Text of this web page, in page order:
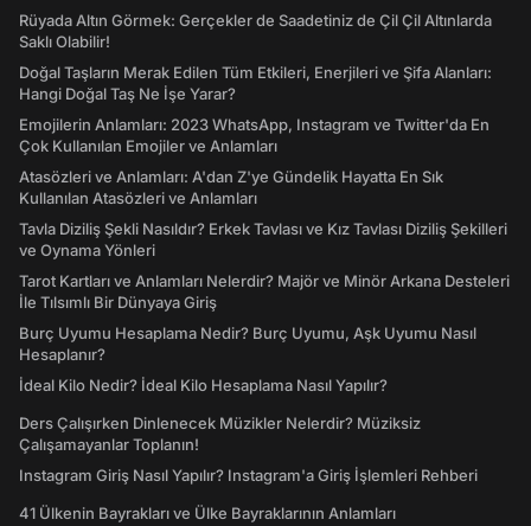
Rüyada Altın Görmek: Gerçekler de Saadetiniz de Çil Çil Altınlarda
Saklı Olabilir!
Doğal Taşların Merak Edilen Tüm Etkileri, Enerjileri ve Şifa Alanları:
Hangi Doğal Taş Ne İşe Yarar?
Emojilerin Anlamları: 2023 WhatsApp, Instagram ve Twitter'da En
Çok Kullanılan Emojiler ve Anlamları
Atasözleri ve Anlamları: A'dan Z'ye Gündelik Hayatta En Sık
Kullanılan Atasözleri ve Anlamları
Tavla Diziliş Şekli Nasıldır? Erkek Tavlası ve Kız Tavlası Diziliş Şekilleri
ve Oynama Yönleri
Tarot Kartları ve Anlamları Nelerdir? Majör ve Minör Arkana Desteleri
İle Tılsımlı Bir Dünyaya Giriş
Burç Uyumu Hesaplama Nedir? Burç Uyumu, Aşk Uyumu Nasıl
Hesaplanır?
İdeal Kilo Nedir? İdeal Kilo Hesaplama Nasıl Yapılır?
Ders Çalışırken Dinlenecek Müzikler Nelerdir? Müziksiz
Çalışamayanlar Toplanın!
Instagram Giriş Nasıl Yapılır? Instagram'a Giriş İşlemleri Rehberi
41 Ülkenin Bayrakları ve Ülke Bayraklarının Anlamları